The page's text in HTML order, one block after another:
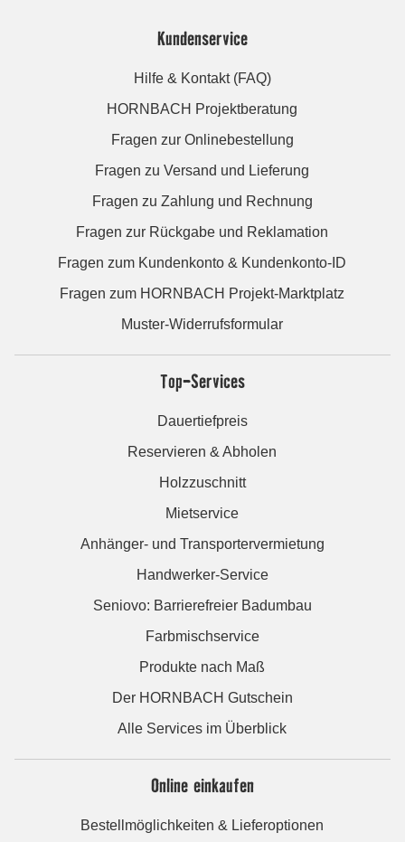
Kundenservice
Hilfe & Kontakt (FAQ)
HORNBACH Projektberatung
Fragen zur Onlinebestellung
Fragen zu Versand und Lieferung
Fragen zu Zahlung und Rechnung
Fragen zur Rückgabe und Reklamation
Fragen zum Kundenkonto & Kundenkonto-ID
Fragen zum HORNBACH Projekt-Marktplatz
Muster-Widerrufsformular
Top-Services
Dauertiefpreis
Reservieren & Abholen
Holzzuschnitt
Mietservice
Anhänger- und Transportervermietung
Handwerker-Service
Seniovo: Barrierefreier Badumbau
Farbmischservice
Produkte nach Maß
Der HORNBACH Gutschein
Alle Services im Überblick
Online einkaufen
Bestellmöglichkeiten & Lieferoptionen